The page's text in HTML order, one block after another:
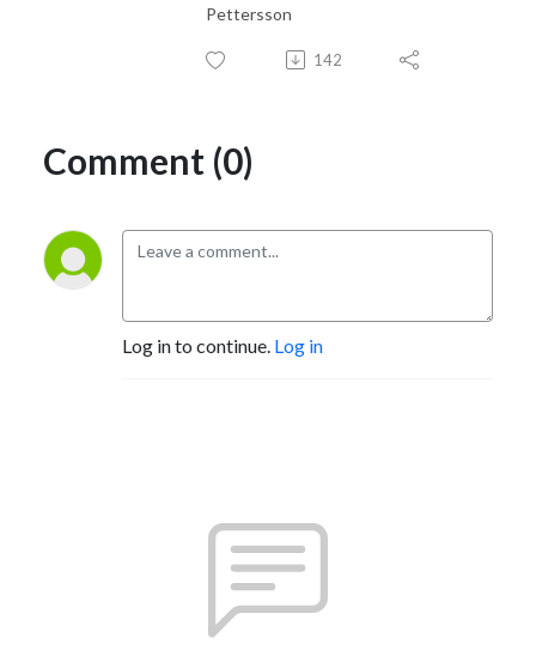
Pettersson
142
Comment (0)
Log in to continue. Log in